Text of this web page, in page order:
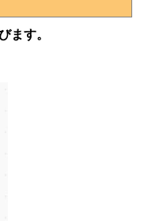
ます。